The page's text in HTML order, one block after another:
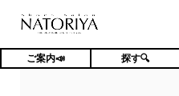
ご案内📣 探す🔍
TOP